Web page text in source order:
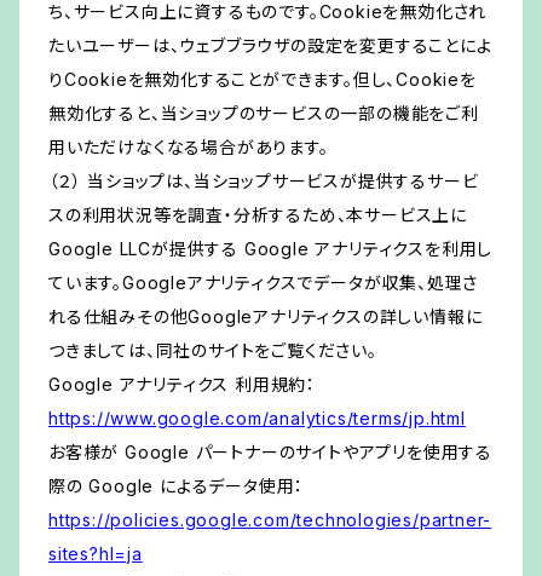
ち、サービス向上に資するものです。Cookieを無効化され
たいユーザーは、ウェブブラウザの設定を変更することによ
りCookieを無効化することができます。但し、Cookieを
無効化すると、当ショップのサービスの一部の機能をご利
用いただけなくなる場合があります。
（２） 当ショップは、当ショップサービスが提供するサービ
スの利用状況等を調査・分析するため、本サービス上に
Google LLCが提供する Google アナリティクスを利用し
ています。Googleアナリティクスでデータが収集、処理さ
れる仕組みその他Googleアナリティクスの詳しい情報に
つきましては、同社のサイトをご覧ください。
Google アナリティクス 利用規約：
https://www.google.com/analytics/terms/jp.html
お客様が Google パートナーのサイトやアプリを使用する
際の Google によるデータ使用：
https://policies.google.com/technologies/partner-
sites?hl=ja